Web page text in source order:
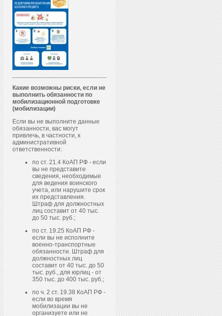
Какие возможны риски, если не
выполнить обязанности по
мобилизационной подготовке
(мобилизации)
Если вы не выполните данные
обязанности, вас могут
привлечь, в частности, к
административной
ответственности:
по ст. 21.4 КоАП РФ - если
вы не представите
сведения, необходимые
для ведения воинского
учета, или нарушите срок
их представления.
Штраф для должностных
лиц составит от 40 тыс.
до 50 тыс. руб.;
по ст. 19.25 КоАП РФ -
если вы не исполните
военно-транспортные
обязанности. Штраф для
должностных лиц
составит от 40 тыс. до 50
тыс. руб., для юрлиц - от
350 тыс. до 400 тыс. руб.;
по ч. 2 ст. 19.38 КоАП РФ -
если во время
мобилизации вы не
организуете или не